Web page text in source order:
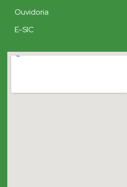
Ouvidoria
E-SIC